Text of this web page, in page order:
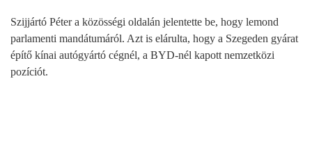
Szijjártó Péter a közösségi oldalán jelentette be, hogy lemond
parlamenti mandátumáról. Azt is elárulta, hogy a Szegeden gyárat
építő kínai autógyártó cégnél, a BYD-nél kapott nemzetközi
pozíciót.